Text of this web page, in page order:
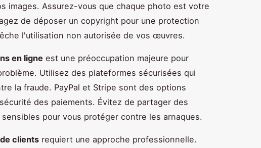
images. Assurez-vous que chaque photo est votre
de déposer un copyright pour une protection
l'utilisation non autorisée de vos œuvres.
en ligne est une préoccupation majeure pour
Utilisez des plateformes sécurisées qui
la fraude. PayPal et Stripe sont des options
des paiements. Évitez de partager des
pour vous protéger contre les arnaques.
clients requiert une approche professionnelle.